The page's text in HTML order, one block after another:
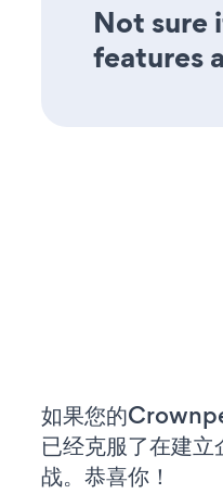
Not sure
features
如果您的
已经克服了在建
战。恭喜你！